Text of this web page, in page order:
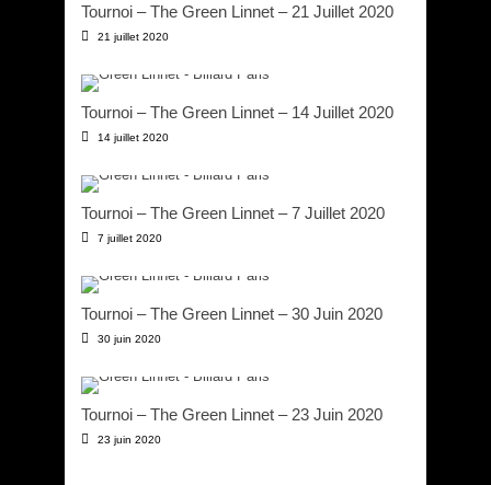
Tournoi – The Green Linnet – 21 Juillet 2020
21 juillet 2020
Tournoi – The Green Linnet – 14 Juillet 2020
14 juillet 2020
Tournoi – The Green Linnet – 7 Juillet 2020
7 juillet 2020
Tournoi – The Green Linnet – 30 Juin 2020
30 juin 2020
Tournoi – The Green Linnet – 23 Juin 2020
23 juin 2020